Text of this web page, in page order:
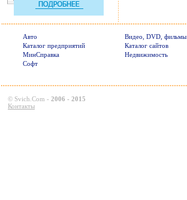
Авто Видео, DVD, фильмы
Каталог предприятий
Каталог сайтов
МинСправка
Недвижимость
Софт
© Svich.Com - 2006 - 2015
Контакты